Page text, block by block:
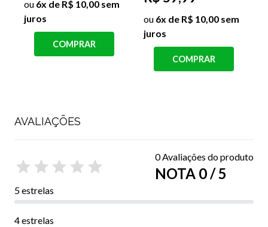
R$ 69,99
ou7x de R$ 10,00 sem
ou 10x de R$ 10,00
sem juros
COMPRAR
AVALIAÇÕES
0 Avaliações do produto
NOTA 0 / 5
5 estrelas
4 estrelas